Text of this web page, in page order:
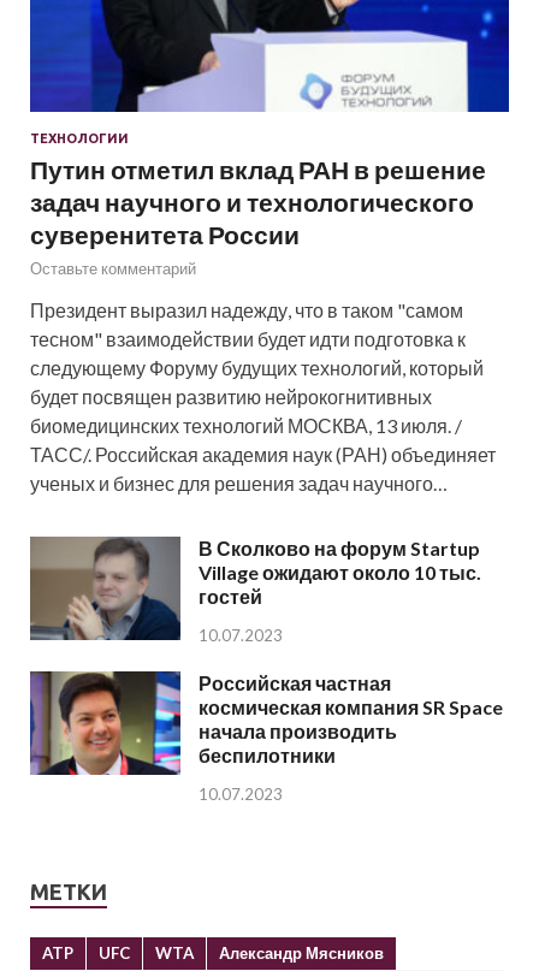
ТЕХНОЛОГИИ
Путин отметил вклад РАН в решение
задач научного и технологического
суверенитета России
Оставьте комментарий
Президент выразил надежду, что в таком "самом
тесном" взаимодействии будет идти подготовка к
следующему Форуму будущих технологий, который
будет посвящен развитию нейрокогнитивных
биомедицинских технологий МОСКВА, 13 июля. /
ТАСС/. Российская академия наук (РАН) объединяет
ученых и бизнес для решения задач научного…
В Сколково на форум Startup
Village ожидают около 10 тыс.
гостей
10.07.2023
Российская частная
космическая компания SR Space
начала производить
беспилотники
10.07.2023
МЕТКИ
ATP UFC WTA
Александр Мясников